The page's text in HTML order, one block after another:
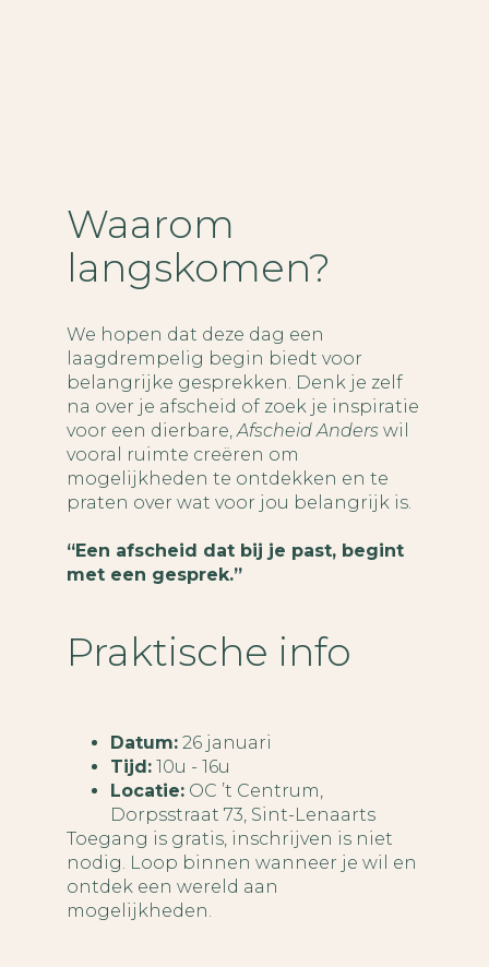
Waarom
langskomen?
We hopen dat deze dag een
laagdrempelig begin biedt voor
belangrijke gesprekken. Denk je zelf
na over je afscheid of zoek je inspiratie
voor een dierbare,Afscheid Anders wil
vooral ruimte creëren om
mogelijkheden te ontdekken en te
praten over wat voor jou belangrijk is.
“Een afscheid dat bij je past, begint
met een gesprek.”
Praktische info
Datum: 26 januari
Tijd: 10u - 16u
Locatie: OC ’t Centrum,
Dorpsstraat 73, Sint-Lenaarts
Toegang is gratis, inschrijven is niet
nodig. Loop binnen wanneer je wil en
ontdek een wereld aan
mogelijkheden.